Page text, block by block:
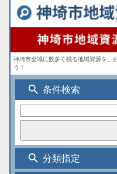
神埼市全域に数多く残る地域資源を、
う！
search 条件検索
search 分類指定